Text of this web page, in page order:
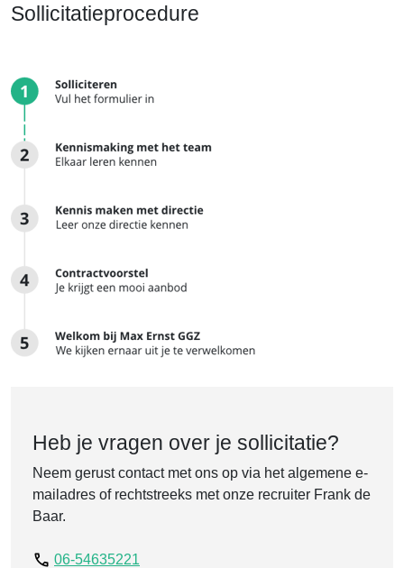
Sollicitatieprocedure
Heb je vragen over je sollicitatie?
Neem gerust contact met ons op via het algemene e-
mailadres of rechtstreeks met onze recruiter Frank de
Baar.
06-54635221